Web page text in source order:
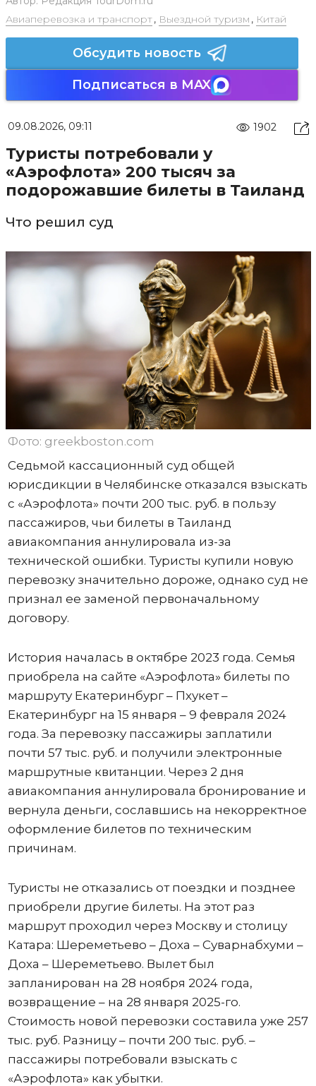
Авиаперевозка и транспорт, Выездной туризм , Китай
Обсудить новость
Подписаться в MAX
09.08.2026, 09:11 1902
Туристы потребовали у
«Аэрофлота» 200 тысяч за
подорожавшие билеты в Таиланд
Что решил суд
Фото: greekboston.com
Седьмой кассационный суд общей
юрисдикции в Челябинске отказался взыскать
с «Аэрофлота» почти 200 тыс. руб. в пользу
пассажиров, чьи билеты в Таиланд
авиакомпания аннулировала из-за
технической ошибки. Туристы купили новую
перевозку значительно дороже, однако суд не
признал ее заменой первоначальному
договору.
История началась в октябре 2023 года. Семья
приобрела на сайте «Аэрофлота» билеты по
маршруту Екатеринбург – Пхукет –
Екатеринбург на 15 января – 9 февраля 2024
года. За перевозку пассажиры заплатили
почти 57 тыс. руб. и получили электронные
маршрутные квитанции. Через 2 дня
авиакомпания аннулировала бронирование и
вернула деньги, сославшись на некорректное
оформление билетов по техническим
причинам.
Туристы не отказались от поездки и позднее
приобрели другие билеты. На этот раз
маршрут проходил через Москву и столицу
Катара: Шереметьево – Доха – Суварнабхуми –
Доха – Шереметьево. Вылет был
запланирован на 28 ноября 2024 года,
возвращение – на 28 января 2025-го.
Стоимость новой перевозки составила уже 257
тыс. руб. Разницу – почти 200 тыс. руб. –
пассажиры потребовали взыскать с
«Аэрофлота» как убытки.